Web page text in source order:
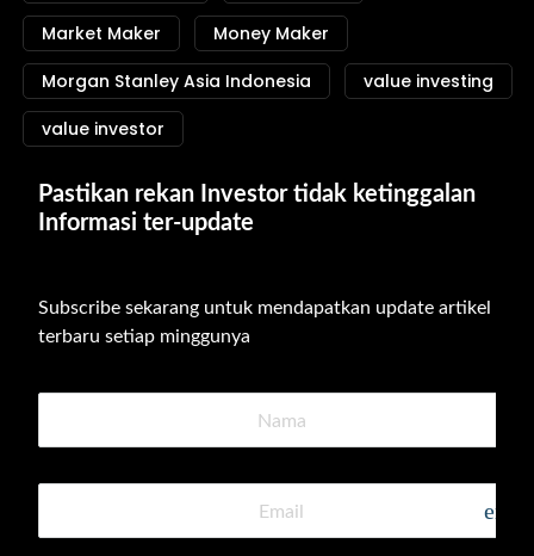
Market Maker
Money Maker
Morgan Stanley Asia Indonesia
value investing
value investor
Pastikan rekan Investor tidak ketinggalan
Informasi ter-update
Subscribe sekarang untuk mendapatkan update artikel
terbaru setiap minggunya